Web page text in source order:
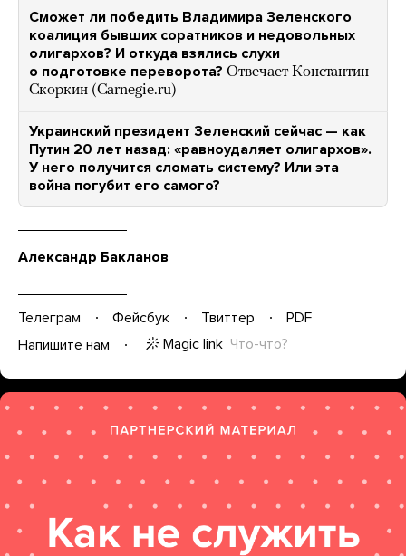
Сможет ли победить Владимира Зеленского
коалиция бывших соратников и недовольных
олигархов? И откуда взялись слухи
о подготовке переворота? Отвечает Константин
Скоркин (Carnegie.ru)
Украинский президент Зеленский сейчас — как
Путин 20 лет назад: «равноудаляет олигархов».
У него получится сломать систему? Или эта
война погубит его самого?
Александр Бакланов
Телеграм Фейсбук Твиттер
PDF
Напишите нам
Magic link Что-что?